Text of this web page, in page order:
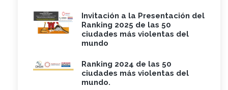
Invitación a la Presentación del
Ranking 2025 de las 50
ciudades más violentas del
mundo
Ranking 2024 de las 50
ciudades más violentas del
mundo.